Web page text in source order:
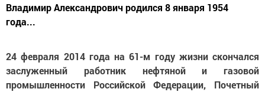
Владимир Александрович родился 8 января 1954
года...
24 февраля 2014 года на 61-м году жизни скончался
заслуженный работник нефтяной и газовой
промышленности Российской Федерации, Почетный